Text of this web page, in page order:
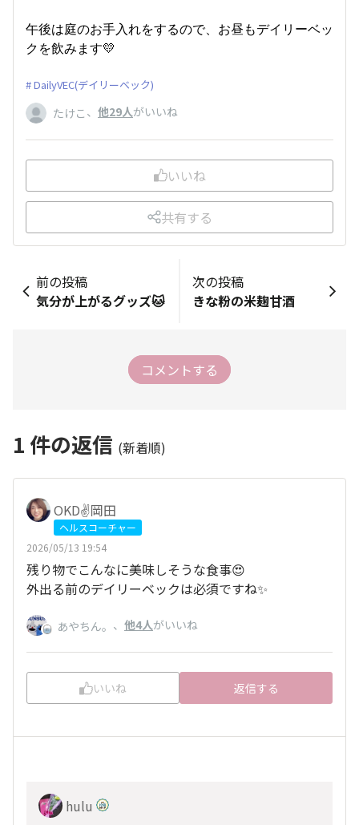
午後は庭のお手入れをするので、お昼もデイリーベッ
クを飲みます💛
DailyVEC(デイリーベック)
たけこ 、 他29人がいいね
いいね
共有する
前の投稿
気分が上がるグッズ🐱
次の投稿
きな粉の米麹甘酒
コメントする
1 件の返信 (新着順)
OKD✌️岡田
ヘルスコーチャー
2026/05/13 19:54
残り物でこんなに美味しそうな食事😍
外出る前のデイリーベックは必須ですね✨
あやちん。 、 他4人がいいね
いいね 返信する
hulu